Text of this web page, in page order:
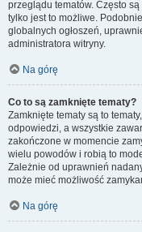
przeglądu tematów. Często
tylko jest to możliwe.
globalnych ogłoszeń,
administratora witryny.
Na górę
Co to są zamknięte tematy?
Zamknięte tematy są to
odpowiedzi, a wszystkie
zakończone w momencie
wielu powodów i robią to
Zależnie od uprawnień
może mieć możliwość
Na górę